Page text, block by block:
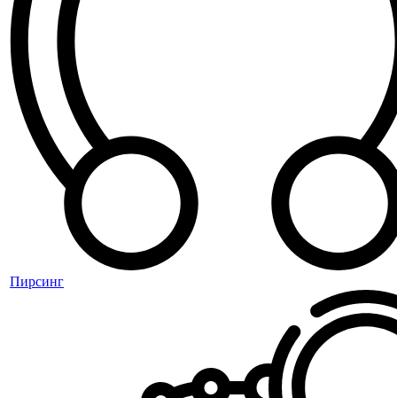
Пирсинг